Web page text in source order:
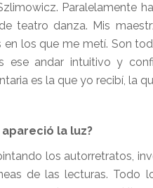
Paralelamente
teatro danza. Mis
en los que me metí. Son
ese andar intuitivo y
es la que yo recibí, la
apareció la luz?
los autorretratos,
de las lecturas.